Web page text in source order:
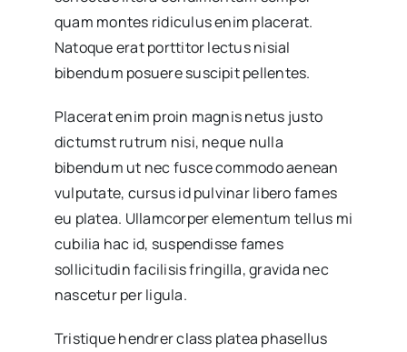
quam montes ridiculus enim placerat.
Natoque erat porttitor lectus nisial
bibendum posuere suscipit pellentes.
Placerat enim proin magnis netus justo
dictumst rutrum nisi, neque nulla
bibendum ut nec fusce commodo aenean
vulputate, cursus id pulvinar libero fames
eu platea. Ullamcorper elementum tellus mi
cubilia hac id, suspendisse fames
sollicitudin facilisis fringilla, gravida nec
nascetur per ligula.
Tristique hendrer class platea phasellus